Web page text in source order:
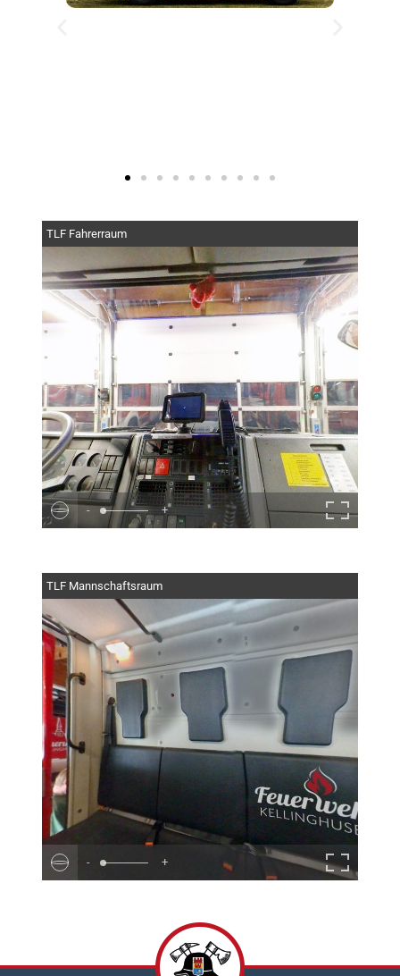
TLF Fahrerraum
- +
TLF Mannschaftsraum
- +